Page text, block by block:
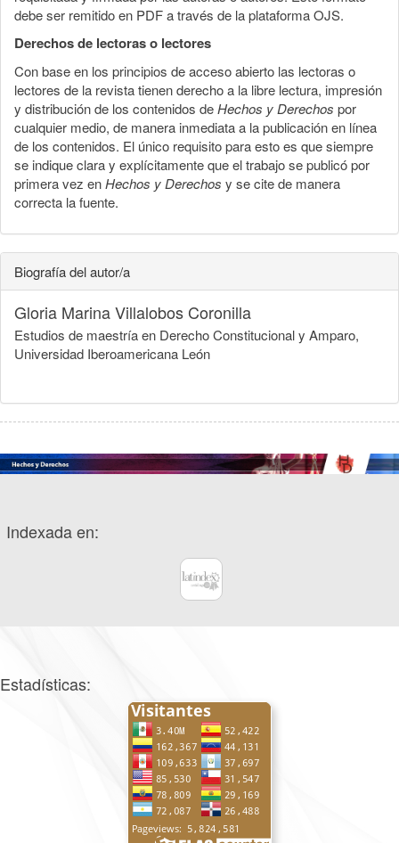
debe ser remitido en PDF a través de la plataforma OJS.
Derechos de lectoras o lectores
Con base en los principios de acceso abierto las lectoras o
lectores de la revista tienen derecho a la libre lectura, impresión
y distribución de los contenidos deHechos y Derechos por
cualquier medio, de manera inmediata a la publicación en línea
de los contenidos. El único requisito para esto es que siempre
se indique clara y explícitamente que el trabajo se publicó por
primera vez enHechos y Derechos y se cite de manera
correcta la fuente.
Biografía del autor/a
Gloria Marina Villalobos Coronilla
Estudios de maestría en Derecho Constitucional y Amparo,
Universidad Iberoamericana León
Indexada en:
Estadísticas: